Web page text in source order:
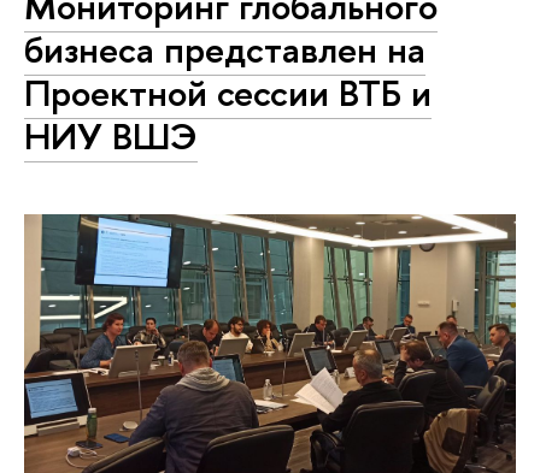
бизнеса представлен на
Проектной сессии ВТБ и
НИУ ВШЭ